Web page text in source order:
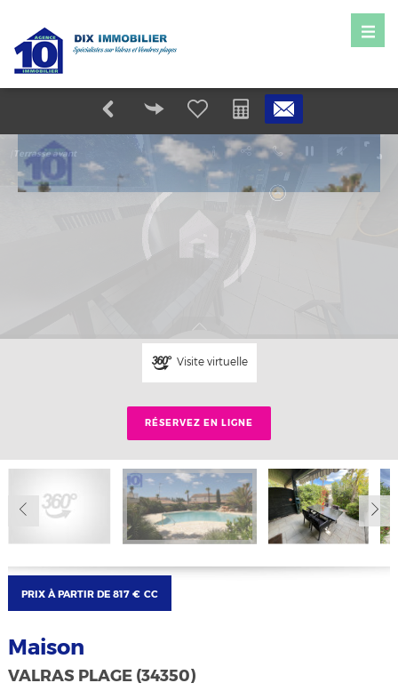
Visite virtuelle
RÉSERVEZ EN LIGNE
PRIX À PARTIR DE817 € CC
Maison
VALRAS PLAGE (34350)